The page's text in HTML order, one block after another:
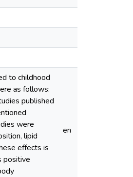
to childhood
as follows:
published
were
lipid
effects is
positive
en